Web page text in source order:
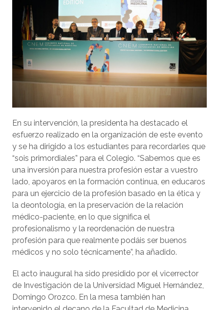
En su intervención, la presidenta ha destacado el
esfuerzo realizado en la organización de este evento
y se ha dirigido a los estudiantes para recordarles que
“sois primordiales” para el Colegio. “Sabemos que es
una inversión para nuestra profesión estar a vuestro
lado, apoyaros en la formación continua, en educaros
para un ejercicio de la profesión basado en la ética y
la deontología, en la preservación de la relación
médico-paciente, en lo que significa el
profesionalismo y la reordenación de nuestra
profesión para que realmente podáis ser buenos
médicos y no solo técnicamente”, ha añadido.
El acto inaugural ha sido presidido por el vicerrector
de Investigación de la Universidad Miguel Hernández,
Domingo Orozco. En la mesa también han